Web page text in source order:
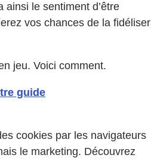
ainsi le sentiment d’être
vos chances de la fidéliser
jeu. Voici comment.
guide
cookies par les navigateurs
le marketing. Découvrez